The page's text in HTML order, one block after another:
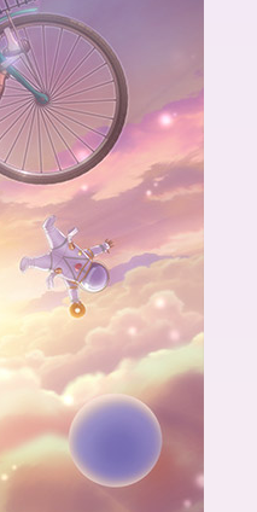
Blu-ray&DVD